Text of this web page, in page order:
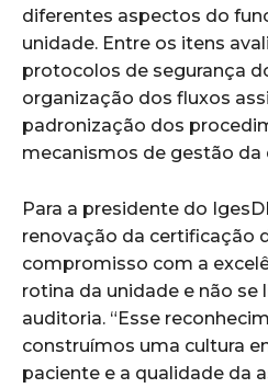
diferentes aspectos do
unidade. Entre os itens
protocolos de segurança
organização dos fluxos
padronização dos
mecanismos de gestão da
Para a presidente do
renovação da certificação
compromisso com a
rotina da unidade e não
auditoria. “Esse
construímos uma cultura
paciente e a qualidade da